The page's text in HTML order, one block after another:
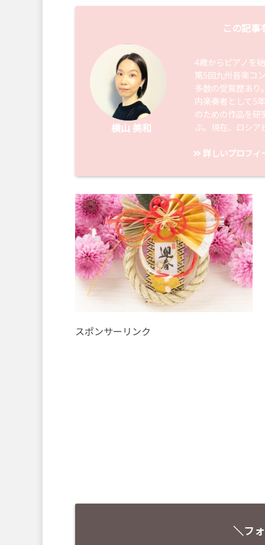
この記事
横山 美和
4歳からピアノを
第5回九州音楽コ
多数の受賞歴あり
内楽奏者として5
のための作品を研
ぶ。現在、ロシア
詳しいプロフィ
スポンサーリンク
＼フ